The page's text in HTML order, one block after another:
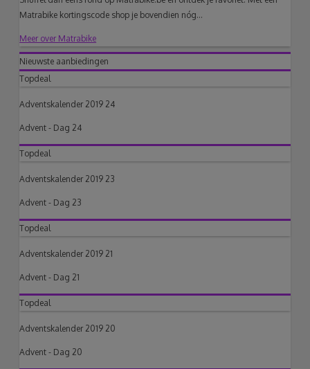
Matrabike kortingscode shop je bovendien nóg...
Meer over Matrabike
Nieuwste aanbiedingen
Topdeal
Adventskalender 2019 24
Advent - Dag 24
Topdeal
Adventskalender 2019 23
Advent - Dag 23
Topdeal
Adventskalender 2019 21
Advent - Dag 21
Topdeal
Adventskalender 2019 20
Advent - Dag 20